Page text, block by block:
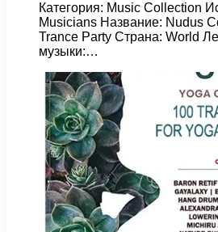
Категория: Music Collection
Musicians Название: Nudus
Trance Party Страна: World
музыки:…